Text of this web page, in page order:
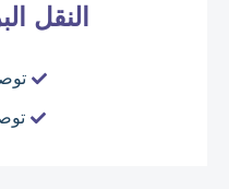
النقل